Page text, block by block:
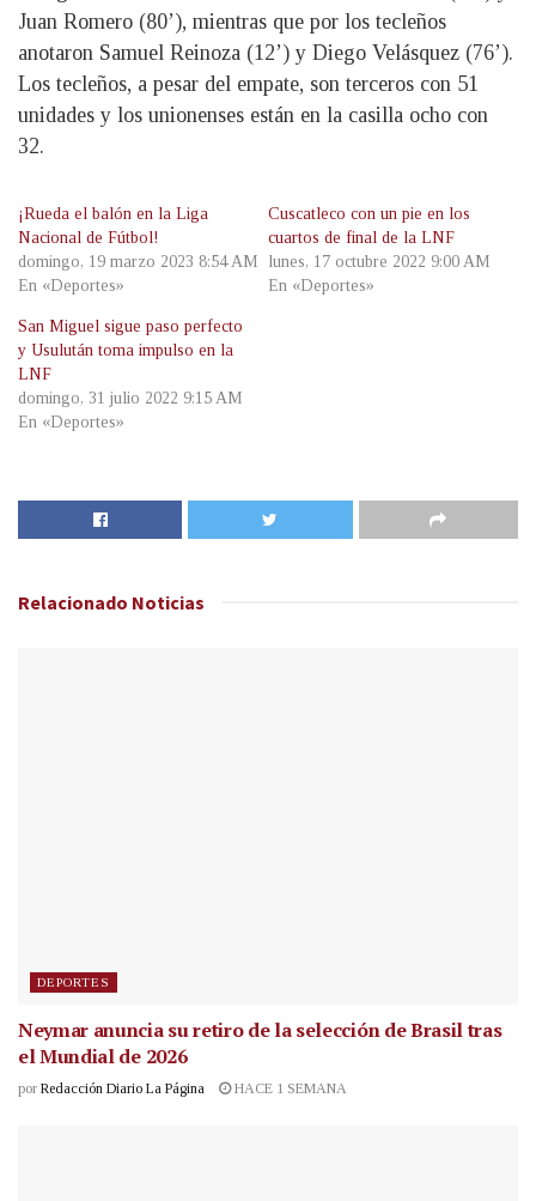
Juan Romero (80’), mientras que por los tecleños
anotaron Samuel Reinoza (12’) y Diego Velásquez (76’).
Los tecleños, a pesar del empate, son terceros con 51
unidades y los unionenses están en la casilla ocho con
32.
¡Rueda el balón en la Liga
Nacional de Fútbol!
domingo, 19 marzo 2023 8:54 AM
En «Deportes»
Cuscatleco con un pie en los
cuartos de final de la LNF
lunes, 17 octubre 2022 9:00 AM
En «Deportes»
San Miguel sigue paso perfecto
y Usulután toma impulso en la
LNF
domingo, 31 julio 2022 9:15 AM
En «Deportes»
Relacionado Noticias
DEPORTES
Neymar anuncia su retiro de la selección de Brasil tras
el Mundial de 2026
por Redacción Diario La Página HACE 1 SEMANA